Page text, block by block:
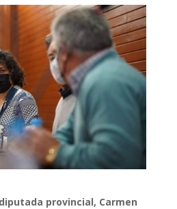
provincial, Carmen